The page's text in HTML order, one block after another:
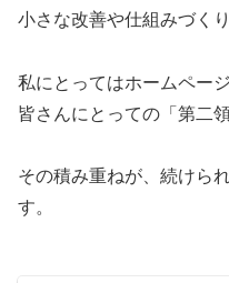
小さな改善や仕組みづく
私にとってはホームペー
皆さんにとっての「第二
その積み重ねが、続けら
す。